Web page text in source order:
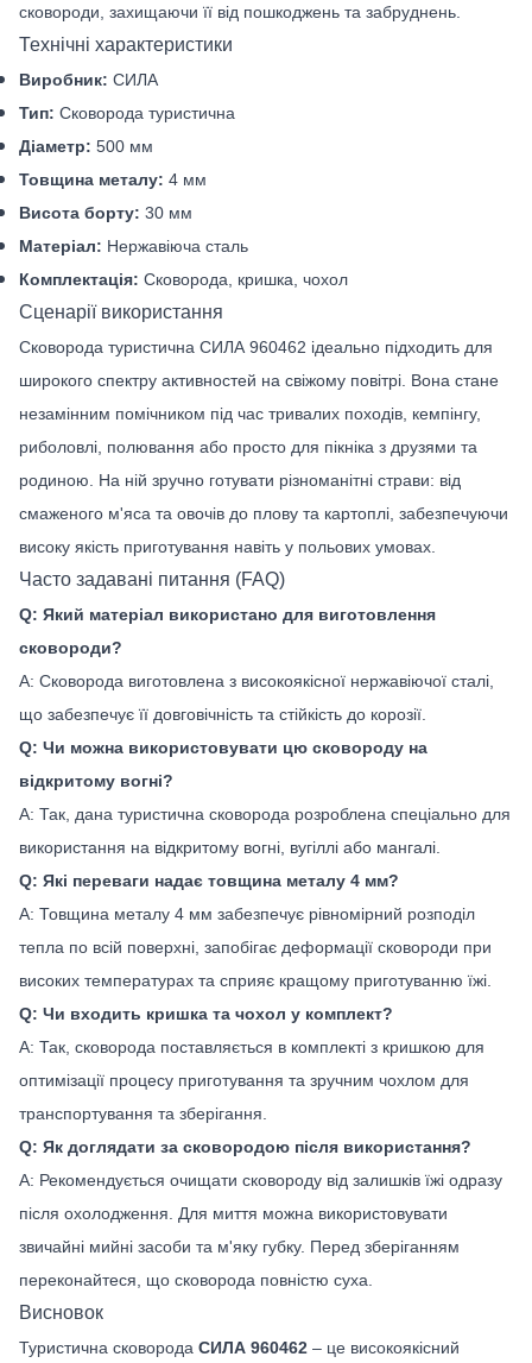
сковороди, захищаючи її від пошкоджень та забруднень.
Технічні характеристики
Виробник: СИЛА
Тип: Сковорода туристична
Діаметр: 500 мм
Товщина металу: 4 мм
Висота борту: 30 мм
Матеріал: Нержавіюча сталь
Комплектація: Сковорода, кришка, чохол
Сценарії використання
Сковорода туристична СИЛА 960462 ідеально підходить для
широкого спектру активностей на свіжому повітрі. Вона стане
незамінним помічником під час тривалих походів, кемпінгу,
риболовлі, полювання або просто для пікніка з друзями та
родиною. На ній зручно готувати різноманітні страви: від
смаженого м'яса та овочів до плову та картоплі, забезпечуючи
високу якість приготування навіть у польових умовах.
Часто задавані питання (FAQ)
Q: Який матеріал використано для виготовлення
сковороди?
A: Сковорода виготовлена з високоякісної нержавіючої сталі,
що забезпечує її довговічність та стійкість до корозії.
Q: Чи можна використовувати цю сковороду на
відкритому вогні?
A: Так, дана туристична сковорода розроблена спеціально для
використання на відкритому вогні, вугіллі або мангалі.
Q: Які переваги надає товщина металу 4 мм?
A: Товщина металу 4 мм забезпечує рівномірний розподіл
тепла по всій поверхні, запобігає деформації сковороди при
високих температурах та сприяє кращому приготуванню їжі.
Q: Чи входить кришка та чохол у комплект?
A: Так, сковорода поставляється в комплекті з кришкою для
оптимізації процесу приготування та зручним чохлом для
транспортування та зберігання.
Q: Як доглядати за сковородою після використання?
A: Рекомендується очищати сковороду від залишків їжі одразу
після охолодження. Для миття можна використовувати
звичайні мийні засоби та м'яку губку. Перед зберіганням
переконайтеся, що сковорода повністю суха.
Висновок
Туристична сковорода СИЛА 960462 – це високоякісний